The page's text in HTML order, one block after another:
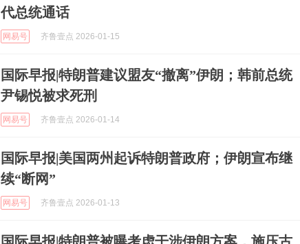
代总统通话
网易号 齐鲁壹点 2026-01-15
国际早报|特朗普建议盟友“撤离”伊朗；韩前总统
尹锡悦被求死刑
网易号 齐鲁壹点 2026-01-14
国际早报|美国两州起诉特朗普政府；伊朗宣布继
续“断网”
网易号 齐鲁壹点 2026-01-13